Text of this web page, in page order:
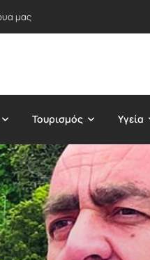
μας
Τουρισμός Υγεία